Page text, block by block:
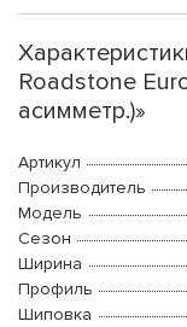
Roadstone
асимметр.)»
Артикул
Производитель
Модель
Сезон
Ширина
Профиль
Шиповка